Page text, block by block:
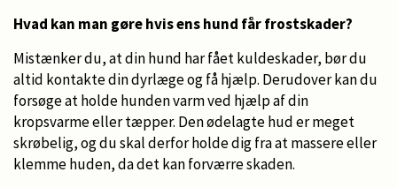
Hvad kan man gøre hvis ens hund får frostskader?
Mistænker du, at din hund har fået kuldeskader, bør du
altid kontakte din dyrlæge og få hjælp. Derudover kan du
forsøge at holde hunden varm ved hjælp af din
kropsvarme eller tæpper. Den ødelagte hud er meget
skrøbelig, og du skal derfor holde dig fra at massere eller
klemme huden, da det kan forværre skaden.